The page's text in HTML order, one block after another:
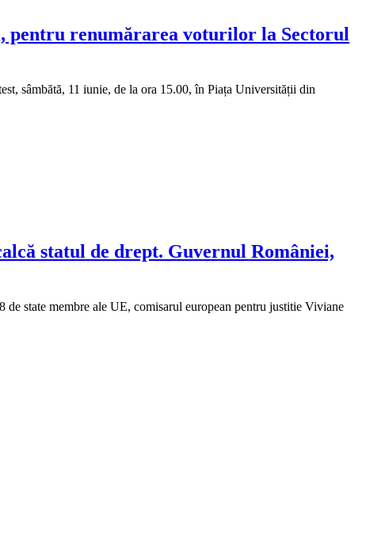
pentru renumărarea voturilor la Sectorul
sâmbătă, 11 iunie, de la ora 15.00, în Piața Universității din
statul de drept. Guvernul României,
de state membre ale UE, comisarul european pentru justitie Viviane